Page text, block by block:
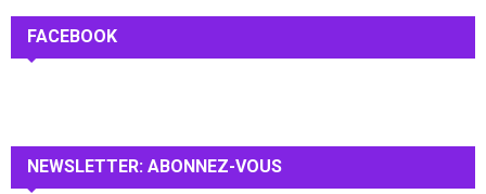
h
:
FACEBOOK
NEWSLETTER: ABONNEZ-VOUS